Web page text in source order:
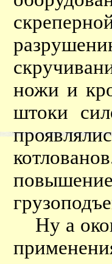
ножи и
штоки
Ну а